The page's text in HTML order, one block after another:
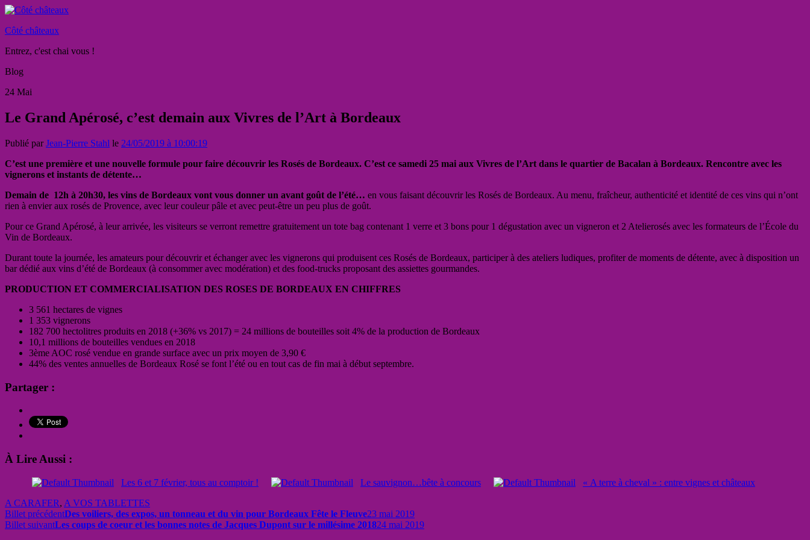
Côté châteaux
Entrez, c'est chai vous !
Blog
24 Mai
Le Grand Apérosé, c’est demain aux Vivres de l’Art à Bordeaux
Publié parJean-Pierre Stahl le 24/05/2019 à 10:00:19
C’est une première et une nouvelle formule pour faire découvrir les Rosés de Bordeaux. C’est ce samedi 25 mai aux Vivres de l’Art dans le quartier de Bacalan à Bordeaux. Rencontre avec les
vignerons et instants de détente…
Demain de 12h à 20h30, les vins de Bordeaux vont vous donner un avant goût de l’été… en vous faisant découvrir les Rosés de Bordeaux. Au menu, fraîcheur, authenticité et identité de ces vins qui n’ont
rien à envier aux rosés de Provence, avec leur couleur pâle et avec peut-être un peu plus de goût.
Pour ce Grand Apérosé, à leur arrivée, les visiteurs se verront remettre gratuitement un tote bag contenant 1 verre et 3 bons pour 1 dégustation avec un vigneron et 2 Atelierosés avec les formateurs de l’École du
Vin de Bordeaux.
Durant toute la journée, les amateurs pour découvrir et échanger avec les vignerons qui produisent ces Rosés de Bordeaux, participer à des ateliers ludiques, profiter de moments de détente, avec à disposition un
bar dédié aux vins d’été de Bordeaux (à consommer avec modération) et des food-trucks proposant des assiettes gourmandes.
PRODUCTION ET COMMERCIALISATION DES ROSES DE BORDEAUX EN CHIFFRES
3 561 hectares de vignes
1 353 vignerons
182 700 hectolitres produits en 2018 (+36% vs 2017) = 24 millions de bouteilles soit 4% de la production de Bordeaux
10,1 millions de bouteilles vendues en 2018
3ème AOC rosé vendue en grande surface avec un prix moyen de 3,90 €
44% des ventes annuelles de Bordeaux Rosé se font l’été ou en tout cas de fin mai à début septembre.
Partager :
À Lire Aussi :
Les 6 et 7 février, tous au comptoir ! Le sauvignon…bête à concours
« A terre à cheval » : entre vignes et châteaux
A CARAFER, A VOS TABLETTES
Billet précédentDes voiliers, des expos, un tonneau et du vin pour Bordeaux Fête le Fleuve23 mai 2019
Billet suivantLes coups de coeur et les bonnes notes de Jacques Dupont sur le millésime 201824 mai 2019